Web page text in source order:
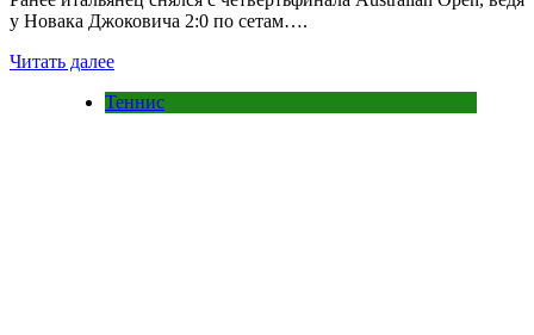
у Новака Джоковича 2:0 по сетам….
Читать далее
Теннис